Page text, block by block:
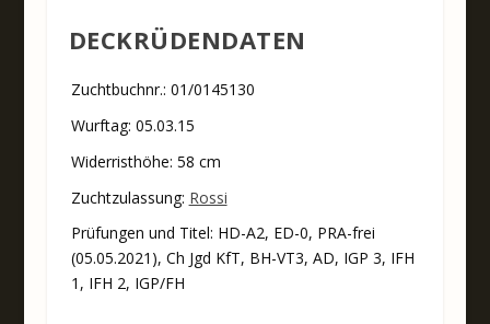
DECKRÜDENDATEN
Zuchtbuchnr.: 01/0145130
Wurftag: 05.03.15
Widerristhöhe: 58 cm
Zuchtzulassung: Rossi
Prüfungen und Titel: HD-A2, ED-0, PRA-frei
(05.05.2021), Ch Jgd KfT, BH-VT3, AD, IGP 3, IFH
1, IFH 2, IGP/FH